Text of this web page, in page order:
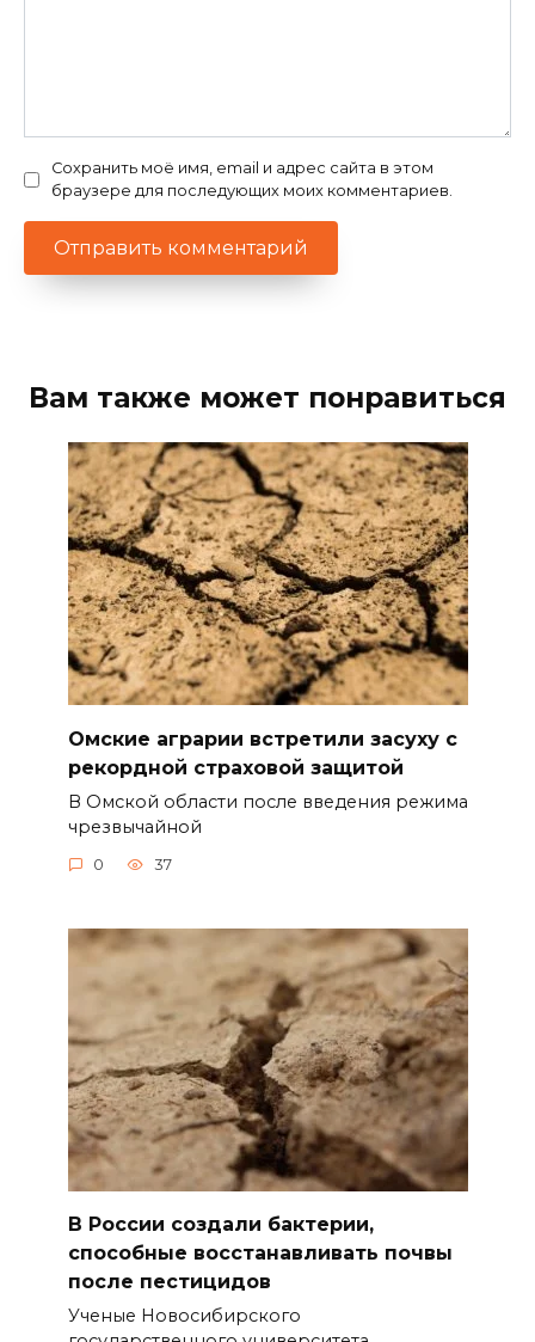
Сохранить моё имя, email и адрес сайта в этом
браузере для последующих моих комментариев.
Вам также может понравиться
Омские аграрии встретили засуху с
рекордной страховой защитой
В Омской области после введения режима
чрезвычайной
0 37
В России создали бактерии,
способные восстанавливать почвы
после пестицидов
Ученые Новосибирского